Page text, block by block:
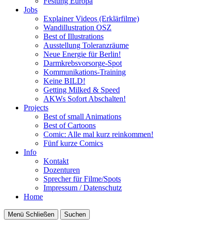
Jobs
Explainer Videos (Erklärfilme)
Wandillustration OSZ
Best of Illustrations
Ausstellung Toleranzräume
Neue Energie für Berlin!
Darmkrebsvorsorge-Spot
Kommunikations-Training
Keine BILD!
Getting Milked & Speed
AKWs Sofort Abschalten!
Projects
Best of small Animations
Best of Cartoons
Comic: Alle mal kurz reinkommen!
Fünf kurze Comics
Info
Kontakt
Dozenturen
Sprecher für Filme/Spots
Impressum / Datenschutz
Home
Menü Schließen Suchen